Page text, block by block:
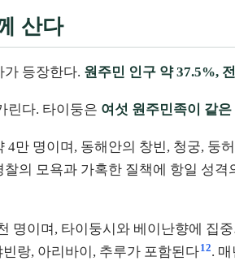
산다
가 등장한다. 원주민 인구 약 37.5%,
린다. 타이둥은 여섯 원주민족이 같
4만 명이며, 동해안의 창빈, 청궁, 둥
의 모욕과 가혹한 질책에 항일 성
명이며, 타이둥시와 베이난향에 집
랑, 아리바이, 추루가 포함된다12.